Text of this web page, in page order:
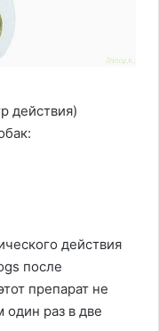
действия)
действия
после
препарат не
один раз в две